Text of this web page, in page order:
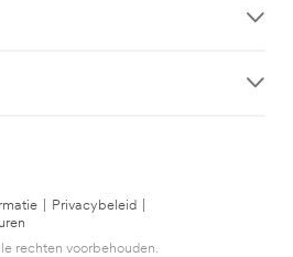
Privacybeleid
rechten voorbehouden.